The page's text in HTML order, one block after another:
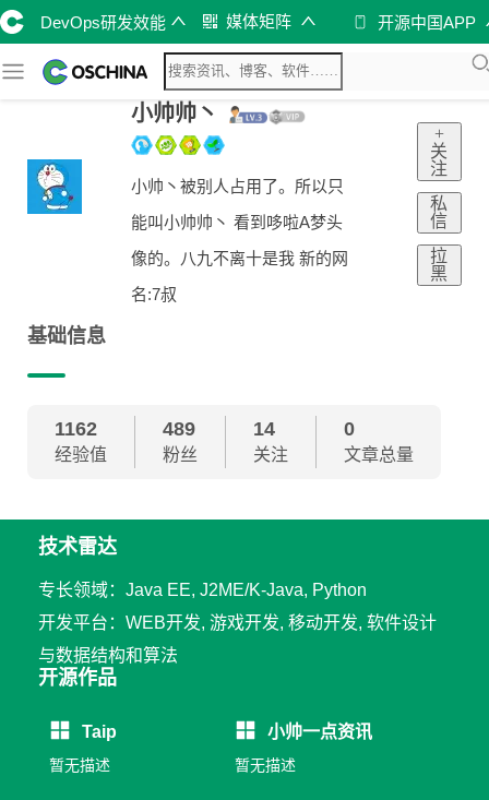
DevOps研发效能 媒体矩阵 开源中国APP
小帅帅丶
小帅丶被别人占用了。所以只
能叫小帅帅丶 看到哆啦A梦头
像的。八九不离十是我 新的网
名:7叔
+
关
注
私
信
拉
黑
基础信息
1162
经验值
489
粉丝
14
关注
0
文章总量
技术雷达
专长领域：Java EE, J2ME/K-Java, Python
开发平台：WEB开发, 游戏开发, 移动开发, 软件设计
与数据结构和算法
开源作品
Taip
暂无描述
小帅一点资讯
暂无描述